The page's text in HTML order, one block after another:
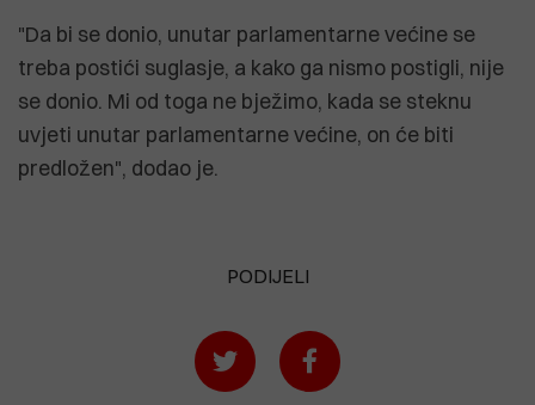
"Da bi se donio, unutar parlamentarne većine se
treba postići suglasje, a kako ga nismo postigli, nije
se donio. Mi od toga ne bježimo, kada se steknu
uvjeti unutar parlamentarne većine, on će biti
predložen", dodao je.
PODIJELI